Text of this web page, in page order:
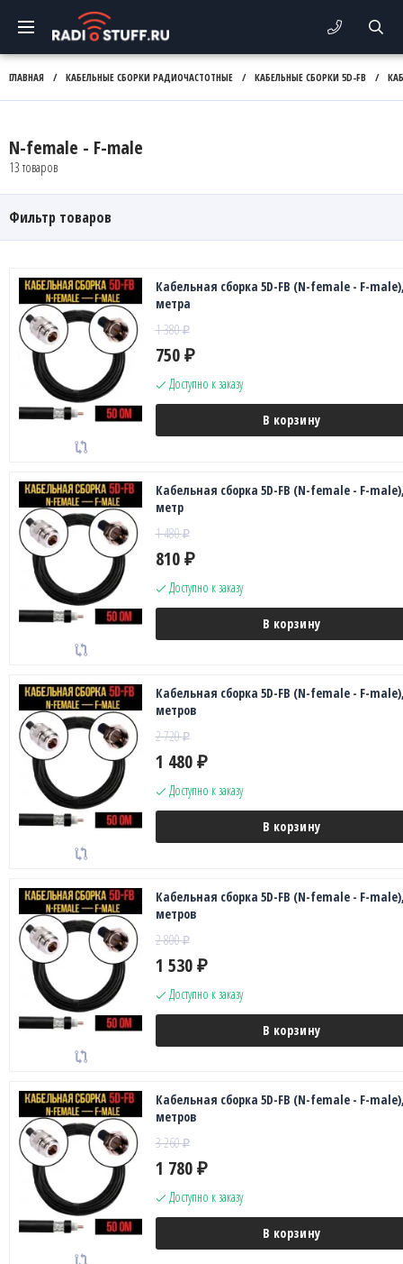
ГЛАВНАЯ / КАБЕЛЬНЫЕ СБОРКИ РАДИОЧАСТОТНЫЕ / КАБЕЛЬНЫЕ СБОРКИ 5D-FB /
N-female - F-male
13 товаров
Фильтр товаров
Кабельная сборка 5D-FB (N-female - F-
метра
1 380₽
750 ₽
Доступно к заказу
В корзину
Кабельная сборка 5D-FB (N-female - F-
метр
1 480₽
810 ₽
Доступно к заказу
В корзину
Кабельная сборка 5D-FB (N-female - F-
метров
2 720₽
1 480 ₽
Доступно к заказу
В корзину
Кабельная сборка 5D-FB (N-female - F-
метров
2 800₽
1 530 ₽
Доступно к заказу
В корзину
Кабельная сборка 5D-FB (N-female - F-
метров
3 260₽
1 780 ₽
Доступно к заказу
В корзину